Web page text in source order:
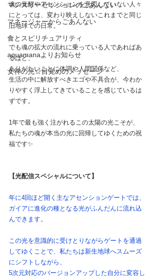
マンスリーセッションのごあんない
マネージャーからごあんない
食とスピリチュアリティ
aquamanaよりお知らせ
女神の光☆目覚めのメッセージ
魂の覚醒やアセンションを意図していない人々
にとっては、変わり映えしないこれまでと同じ
旧地球での日常。
でも魂の拡大の流れに乗っている人であればあ
るほど、
ありがたいことに体調や人間関係など、
生活の中に解放すべきエゴや不具合が、今わか
りやすく浮上してきていることを感じているは
ずです。
1年で最も強く注がれるこの太陽の光こそが、
私たちの魂が本当の光に回帰してゆくための祝
福です✨
【光配信スペシャルについて】
年に4回ほど開く主なアセンションゲートでは、
ガイアに進化の種となる光がふんだんに流れ込
んできます。
この光を意識的に受けとりながらゲートを通過
してゆくことで、私たちは新生地球へスムーズ
にシフトしながら、
5次元対応のバージョンアップした自分に変容し